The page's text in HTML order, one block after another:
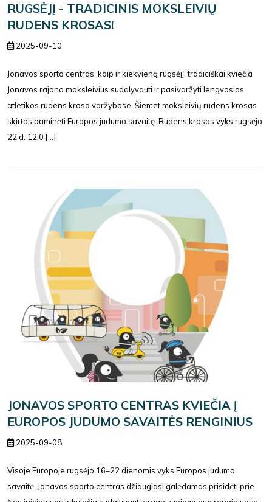
RUGSĖJĮ - TRADICINIS MOKSLEIVIŲ
RUDENS KROSAS!
2025-09-10
Jonavos sporto centras, kaip ir kiekvieną rugsėjį, tradiciškai kviečia
Jonavos rajono moksleivius sudalyvauti ir pasivaržyti lengvosios
atletikos rudens kroso varžybose. Šiemet moksleivių rudens krosas
skirtas paminėti Europos judumo savaitę. Rudens krosas vyks rugsėjo
22 d. 12:0 [...]
JONAVOS SPORTO CENTRAS KVIEČIA Į
EUROPOS JUDUMO SAVAITĖS RENGINIUS
2025-09-08
Visoje Europoje rugsėjo 16–22 dienomis vyks Europos judumo
savaitė. Jonavos sporto centras džiaugiasi galėdamas prisidėti prie